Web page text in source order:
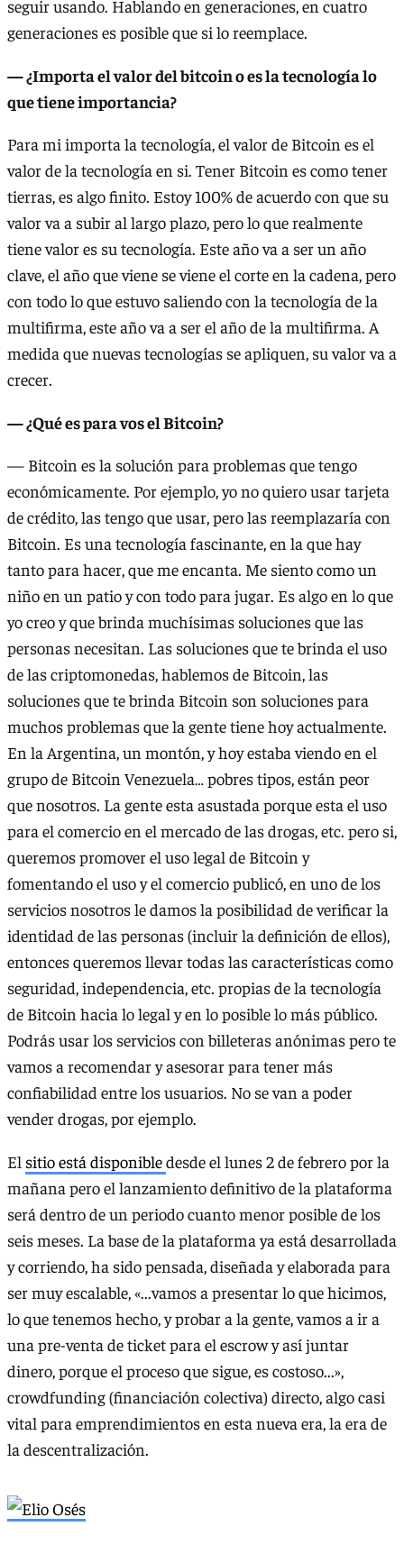
seguir usando. Hablando en generaciones, en cuatro
generaciones es posible que si lo reemplace.
— ¿Importa el valor del bitcoin o es la tecnología lo
que tiene importancia?
Para mi importa la tecnología, el valor de Bitcoin es el
valor de la tecnología en si. Tener Bitcoin es como tener
tierras, es algo finito. Estoy 100% de acuerdo con que su
valor va a subir al largo plazo, pero lo que realmente
tiene valor es su tecnología. Este año va a ser un año
clave, el año que viene se viene el corte en la cadena, pero
con todo lo que estuvo saliendo con la tecnología de la
multifirma, este año va a ser el año de la multifirma. A
medida que nuevas tecnologías se apliquen, su valor va a
crecer.
— ¿Qué es para vos el Bitcoin?
— Bitcoin es la solución para problemas que tengo
económicamente. Por ejemplo, yo no quiero usar tarjeta
de crédito, las tengo que usar, pero las reemplazaría con
Bitcoin. Es una tecnología fascinante, en la que hay
tanto para hacer, que me encanta. Me siento como un
niño en un patio y con todo para jugar. Es algo en lo que
yo creo y que brinda muchísimas soluciones que las
personas necesitan. Las soluciones que te brinda el uso
de las criptomonedas, hablemos de Bitcoin, las
soluciones que te brinda Bitcoin son soluciones para
muchos problemas que la gente tiene hoy actualmente.
En la Argentina, un montón, y hoy estaba viendo en el
grupo de Bitcoin Venezuela… pobres tipos, están peor
que nosotros. La gente esta asustada porque esta el uso
para el comercio en el mercado de las drogas, etc. pero si,
queremos promover el uso legal de Bitcoin y
fomentando el uso y el comercio publicó, en uno de los
servicios nosotros le damos la posibilidad de verificar la
identidad de las personas (incluir la definición de ellos),
entonces queremos llevar todas las características como
seguridad, independencia, etc. propias de la tecnología
de Bitcoin hacia lo legal y en lo posible lo más público.
Podrás usar los servicios con billeteras anónimas pero te
vamos a recomendar y asesorar para tener más
confiabilidad entre los usuarios. No se van a poder
vender drogas, por ejemplo.
El sitio está disponibledesde el lunes 2 de febrero por la
mañana pero el lanzamiento definitivo de la plataforma
será dentro de un periodo cuanto menor posible de los
seis meses. La base de la plataforma ya está desarrollada
y corriendo, ha sido pensada, diseñada y elaborada para
ser muy escalable, «...vamos a presentar lo que hicimos,
lo que tenemos hecho, y probar a la gente, vamos a ir a
una pre-venta de ticket para el escrow y así juntar
dinero, porque el proceso que sigue, es costoso...»,
crowdfunding (financiación colectiva) directo, algo casi
vital para emprendimientos en esta nueva era, la era de
la descentralización.